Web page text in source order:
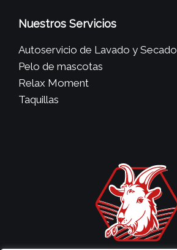
Nuestros Servicios
Autoservicio de Lavado y Secado
Pelo de mascotas
Relax Moment
Taquillas